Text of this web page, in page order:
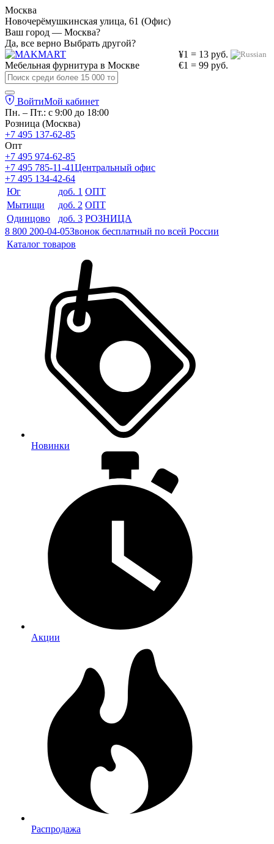
Москва
Новочерёмушкинская улица, 61 (Офис)
Ваш город — Москва?
Да, все верно Выбрать другой?
¥1 = 13 руб.
€1 = 99 руб.
Мебельная фурнитура в Москве
ВойтиМой кабинет
Пн. – Пт.: с 9:00 до 18:00
Розница (Москва)
+7 495 137-62-85
Опт
+7 495 974-62-85
+7 495 785-11-41Центральный офис
+7 495 134-42-64
Юг
доб. 1 ОПТ
Мытищи
доб. 2 ОПТ
Одинцово
доб. 3 РОЗНИЦА
8 800 200-04-05Звонок бесплатный по всей России
Каталог товаров
Новинки
Акции
Распродажа